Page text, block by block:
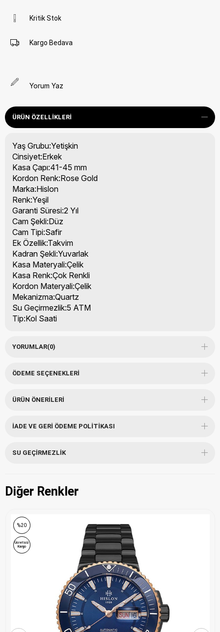
Kritik Stok
Kargo Bedava
Yorum Yaz
ÜRÜN ÖZELLIKLERI
Yaş Grubu:Yetişkin
Cinsiyet:Erkek
Kasa Çapı:41-45 mm
Kordon Renk:Rose Gold
Marka:Hislon
Renk:Yeşil
Garanti Süresi:2 Yıl
Cam Şekli:Düz
Cam Tipi:Safir
Ek Özellik:Takvim
Kadran Şekli:Yuvarlak
Kasa Materyali:Çelik
Kasa Renk:Çok Renkli
Kordon Materyali:Çelik
Mekanizma:Quartz
Su Geçirmezlik:5 ATM
Tip:Kol Saati
YORUMLAR(0)
ÖDEME SEÇENEKLERI
ÜRÜN ÖNERILERI
İADE VE GERI ÖDEME POLITIKASI
SU GEÇIRMEZLIK
Diğer Renkler
%20
Ücretsiz
Kargo